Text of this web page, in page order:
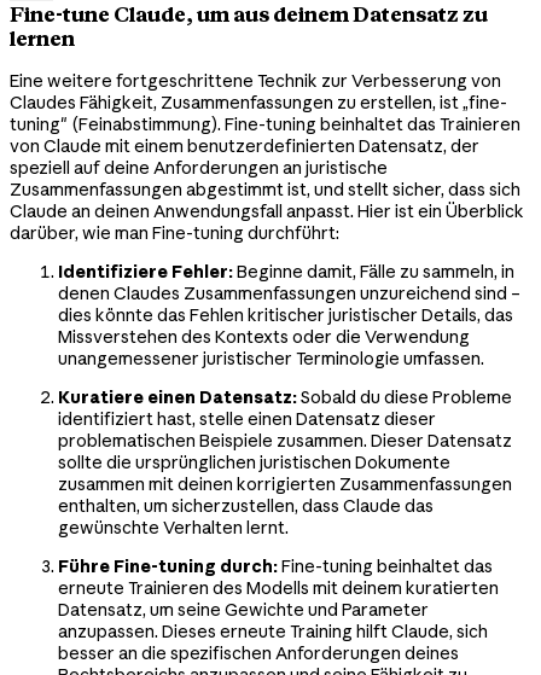
Fine-tune Claude, um aus deinem Datensatz zu
lernen
Eine weitere fortgeschrittene Technik zur Verbesserung von
Claudes Fähigkeit, Zusammenfassungen zu erstellen, ist „fine-
tuning" (Feinabstimmung). Fine-tuning beinhaltet das Trainieren
von Claude mit einem benutzerdefinierten Datensatz, der
speziell auf deine Anforderungen an juristische
Zusammenfassungen abgestimmt ist, und stellt sicher, dass sich
Claude an deinen Anwendungsfall anpasst. Hier ist ein Überblick
darüber, wie man Fine-tuning durchführt:
Identifiziere Fehler:Beginne damit, Fälle zu sammeln, in
denen Claudes Zusammenfassungen unzureichend sind –
dies könnte das Fehlen kritischer juristischer Details, das
Missverstehen des Kontexts oder die Verwendung
unangemessener juristischer Terminologie umfassen.
Kuratiere einen Datensatz:Sobald du diese Probleme
identifiziert hast, stelle einen Datensatz dieser
problematischen Beispiele zusammen. Dieser Datensatz
sollte die ursprünglichen juristischen Dokumente
zusammen mit deinen korrigierten Zusammenfassungen
enthalten, um sicherzustellen, dass Claude das
gewünschte Verhalten lernt.
Führe Fine-tuning durch:Fine-tuning beinhaltet das
erneute Trainieren des Modells mit deinem kuratierten
Datensatz, um seine Gewichte und Parameter
anzupassen. Dieses erneute Training hilft Claude, sich
besser an die spezifischen Anforderungen deines